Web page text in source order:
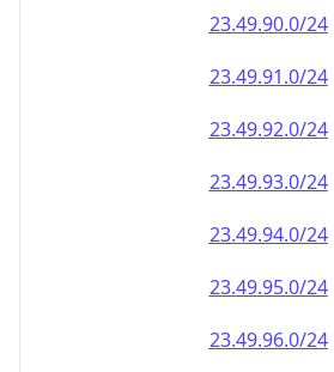
23.49.96.0/24
23.49.97.0/24
23.49.98.0/24
23.49.99.0/24
23.49.100.0/24
23.49.101.0/24
23.49.102.0/24